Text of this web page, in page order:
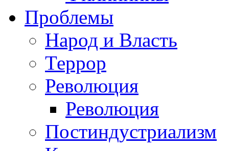
Проблемы
Народ и Власть
Террор
Революция
Революция
Постиндустриализм